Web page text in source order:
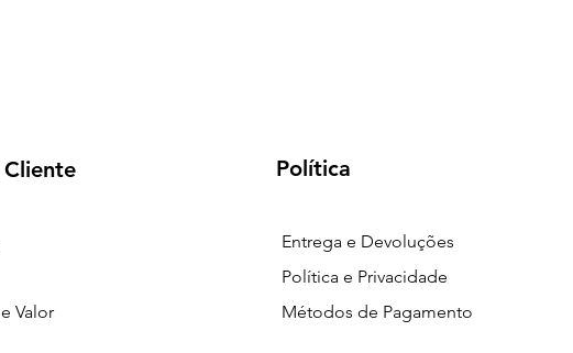
Valor
Política
Entrega e Devoluções
Política e Privacidade
Métodos de Pagamento